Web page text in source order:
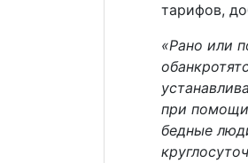
тарифов,
«Рано или
при помощи
бедные